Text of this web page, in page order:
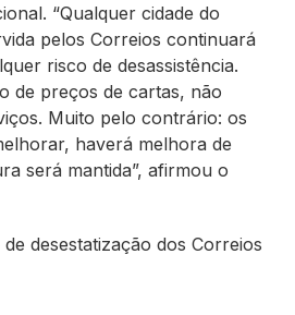
“Qualquer cidade do
pelos Correios continuará
risco de desassistência.
de preços de cartas, não
Muito pelo contrário: os
haverá melhora de
será mantida”, afirmou o
desestatização dos Correios